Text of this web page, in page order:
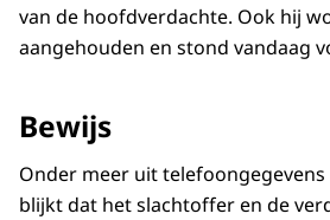
van de hoofdverdachte. Ook hij
aangehouden en stond vandaag
Bewijs
Onder meer uit
blijkt dat het slachtoffer en de